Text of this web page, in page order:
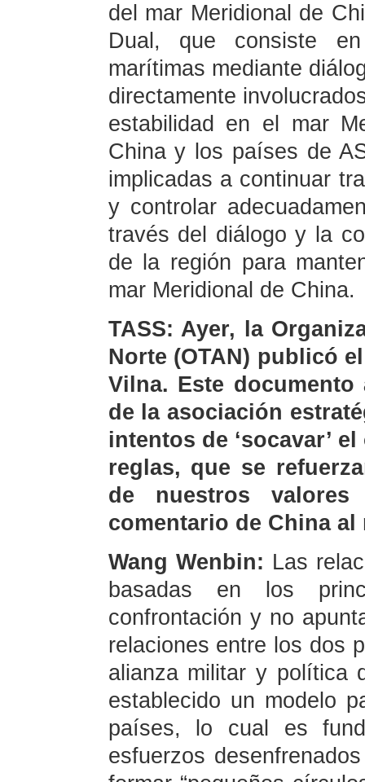
del mar Meridional de
Dual, que consiste
marítimas mediante
directamente
estabilidad en el mar
China y los países de
implicadas a continuar
y controlar
través del diálogo y la
de la región para
mar Meridional de China.
TASS: Ayer, la
Norte (OTAN) publicó
Vilna. Este
de la asociación
intentos de ‘socavar’
reglas, que se
de nuestros
comentario de China al
Wang Wenbin: Las
basadas en los
confrontación y no
relaciones entre los dos
alianza militar y política
establecido un modelo
países, lo cual es
esfuerzos